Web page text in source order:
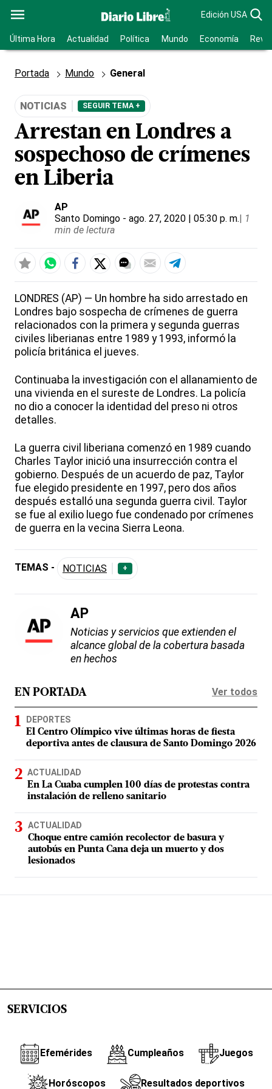
Edición USA
Última Hora Actualidad Política Mundo Economía
Portada Mundo General
NOTICIAS SEGUIR TEMA +
Arrestan en Londres a
sospechoso de crímenes
en Liberia
AP
Santo Domingo - ago. 27, 2020 | 05:30 p. m.| 1
min de lectura
LONDRES (AP) — Un hombre ha sido arrestado en
Londres bajo sospecha de crímenes de guerra
relacionados con la primera y segunda guerras
civiles liberianas entre 1989 y 1993, informó la
policía británica el jueves.
Continuaba la investigación con el allanamiento de
una vivienda en el sureste de Londres. La policía
no dio a conocer la identidad del preso ni otros
detalles.
La guerra civil liberiana comenzó en 1989 cuando
Charles Taylor inició una insurrección contra el
gobierno. Después de un acuerdo de paz, Taylor
fue elegido presidente en 1997, pero dos años
después estalló una segunda guerra civil. Taylor
se fue al exilio luego fue condenado por crímenes
de guerra en la vecina Sierra Leona.
TEMAS - NOTICIAS +
AP
Noticias y servicios que extienden el
alcance global de la cobertura basada
en hechos
EN PORTADA Ver todos
DEPORTES
El Centro Olímpico vive últimas horas de fiesta
deportiva antes de clausura de Santo Domingo 2026
ACTUALIDAD
En La Cuaba cumplen 100 días de protestas contra
instalación de relleno sanitario
ACTUALIDAD
Choque entre camión recolector de basura y
autobús en Punta Cana deja un muerto y dos
lesionados
SERVICIOS
Efemérides Cumpleaños Juegos
Horóscopos Resultados deportivos